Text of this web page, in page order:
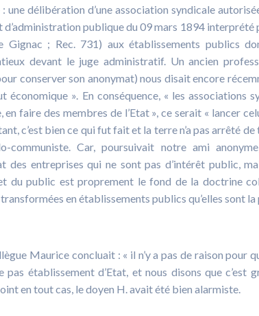
une délibération d’une association syndicale
d’administration publique du 09 mars 1894
Gignac ; Rec. 731) aux établissements publics
devant le juge administratif. Un ancien
conserver son anonymat) nous disait encore
économique ». En conséquence, « les associations
en faire des membres de l’Etat », ce serait « lancer
c’est bien ce qui fut fait et la terre n’a pas arrêté
communiste. Car, poursuivait notre ami
des entreprises qui ne sont pas d’intérêt public,
du public est proprement le fond de la doctrine
en établissements publics qu’elles sont
Maurice concluait : « il n’y a pas de raison pour
pas établissement d’Etat, et nous disons que c’est
en tout cas, le doyen H. avait été bien alarmiste.